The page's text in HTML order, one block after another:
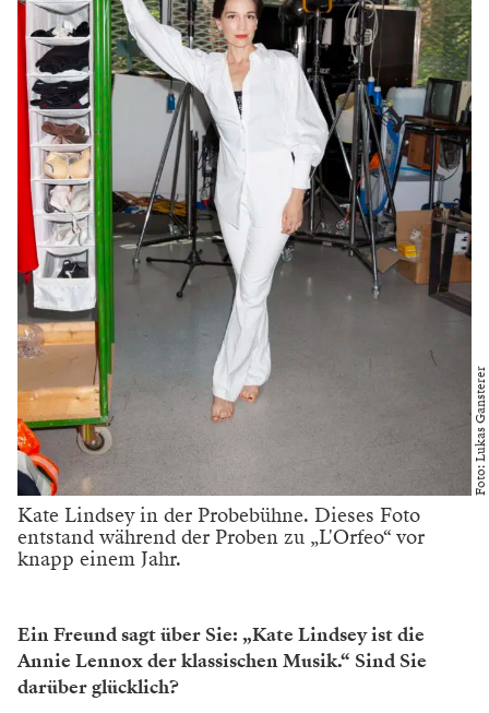
Foto: Lukas Gansterer
Kate Lindsey in der Probebühne. Dieses Foto
entstand während der Proben zu „L'Orfeo“ vor
knapp einem Jahr.
Ein Freund sagt über Sie: „Kate Lindsey ist die
Annie Lennox der klassischen Musik.“ Sind Sie
darüber glücklich?